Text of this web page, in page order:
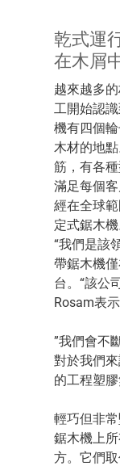
乾式運
在木屑
越來越多
工開始認
機有四個
木材的地
筋，有各
滿足每個
經在全球
定式鋸木
“我們是該
帶鋸木機
台。“該公
Rosam表示
”我們會不
對於我們
的工程塑
輕巧但非
鋸木機上
方。它們